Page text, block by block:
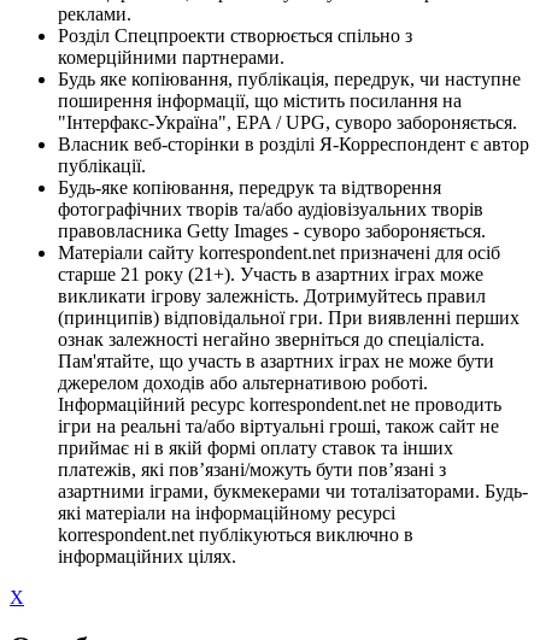
реклами.
Розділ Спецпроекти створюється спільно з
комерційними партнерами.
Будь яке копіювання, публікація, передрук, чи наступне
поширення інформації, що містить посилання на
"Інтерфакс-Україна", EPA / UPG, суворо забороняється.
Власник веб-сторінки в розділі Я-Корреспондент є автор
публікації.
Будь-яке копіювання, передрук та відтворення
фотографічних творів та/або аудіовізуальних творів
правовласника Getty Images - суворо забороняється.
Матеріали сайту korrespondent.net призначені для осіб
старше 21 року (21+). Участь в азартних іграх може
викликати ігрову залежність. Дотримуйтесь правил
(принципів) відповідальної гри. При виявленні перших
ознак залежності негайно зверніться до спеціаліста.
Пам'ятайте, що участь в азартних іграх не може бути
джерелом доходів або альтернативою роботі.
Інформаційний ресурс korrespondent.net не проводить
ігри на реальні та/або віртуальні гроші, також сайт не
приймає ні в якій формі оплату ставок та інших
платежів, які пов’язані/можуть бути пов’язані з
азартними іграми, букмекерами чи тоталізаторами. Будь-
які матеріали на інформаційному ресурсі
korrespondent.net публікуються виключно в
інформаційних цілях.
X